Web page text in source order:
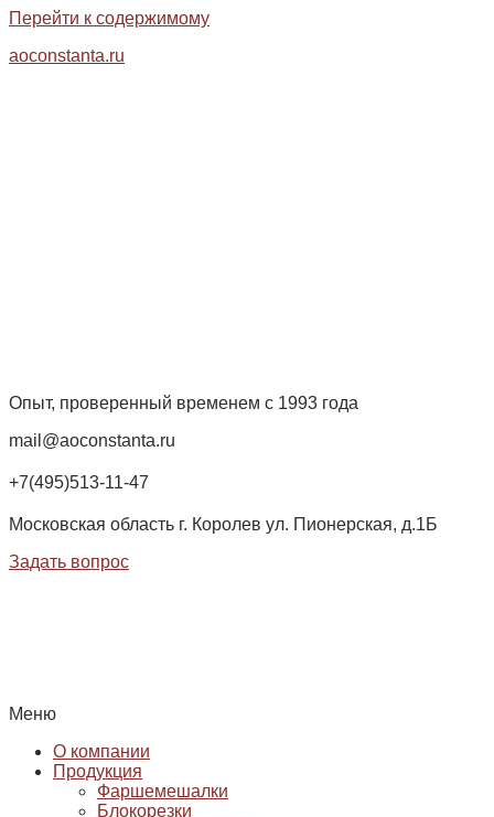
Перейти к содержимому
aoconstanta.ru
Опыт, проверенный временем с 1993 года
mail@aoconstanta.ru
+7(495)513-11-47
Московская область г. Королев ул. Пионерская, д.1Б
Задать вопрос
Меню
О компании
Продукция
Фаршемешалки
Блокорезки